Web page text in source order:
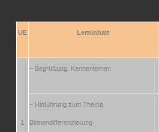
UE Lerninhalt
1
– Begrüßung, Kennenlernen
– Hinführung zum Thema
Binnendifferenzierung